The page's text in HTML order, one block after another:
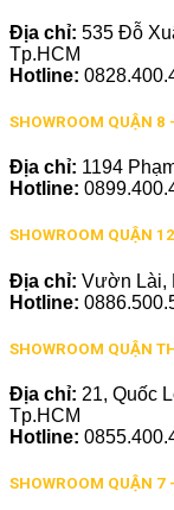
Địa chỉ: 535 Đỗ
Tp.HCM
Hotline:
SHOWROOM QUẬN 8
Địa chỉ: 1194
Hotline:
SHOWROOM QUẬN
Địa chỉ: Vườn Lài,
Hotline:
SHOWROOM QUẬN
Địa chỉ: 21, Quốc
Tp.HCM
Hotline:
SHOWROOM QUẬN 7